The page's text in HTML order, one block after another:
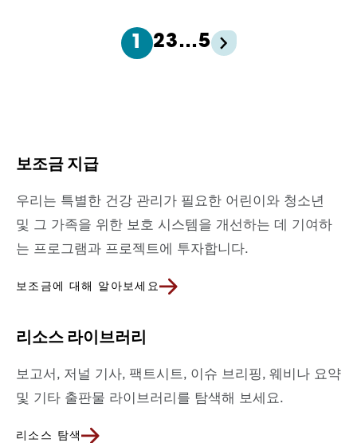
1 23…5
보조금 지급
우리는 특별한 건강 관리가 필요한 어린이와 청소년
및 그 가족을 위한 보호 시스템을 개선하는 데 기여하
는 프로그램과 프로젝트에 투자합니다.
보조금에 대해 알아보세요
리소스 라이브러리
보고서, 저널 기사, 팩트시트, 이슈 브리핑, 웨비나 요약
및 기타 출판물 라이브러리를 탐색해 보세요.
리소스 탐색